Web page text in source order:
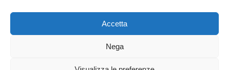
Accetta
Nega